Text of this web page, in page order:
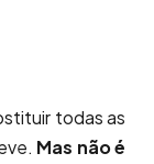
todas as
Mas não é